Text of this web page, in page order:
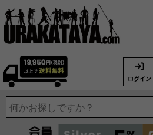
ログイン